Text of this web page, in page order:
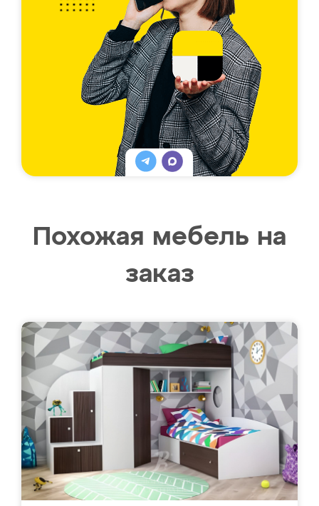
Похожая мебель на
заказ